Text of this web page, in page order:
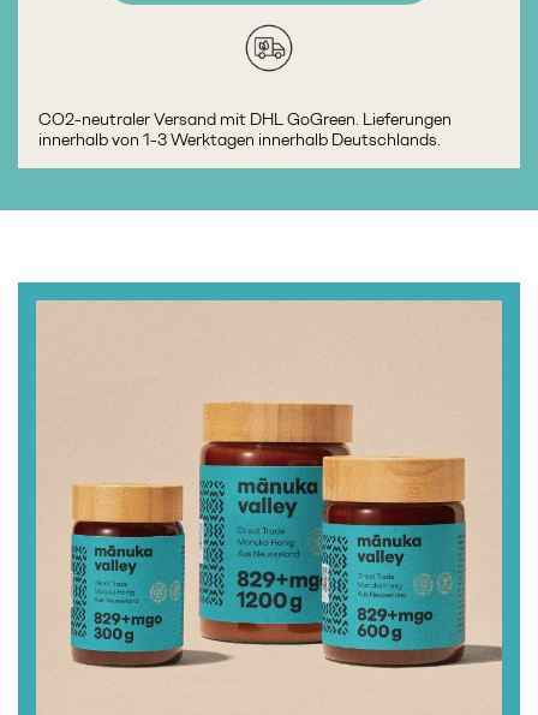
CO2-neutraler Versand mit DHL GoGreen. Lieferungen
innerhalb von 1-3 Werktagen innerhalb Deutschlands.